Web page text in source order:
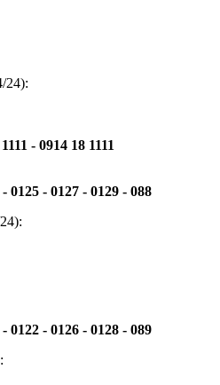
24):
- 0914 18 1111
0125 - 0127 - 0129 - 088
0122 - 0126 - 0128 - 089